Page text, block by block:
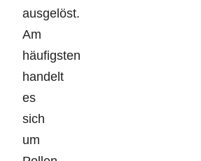
ausgelöst.
Am
häufigsten
handelt
es
sich
um